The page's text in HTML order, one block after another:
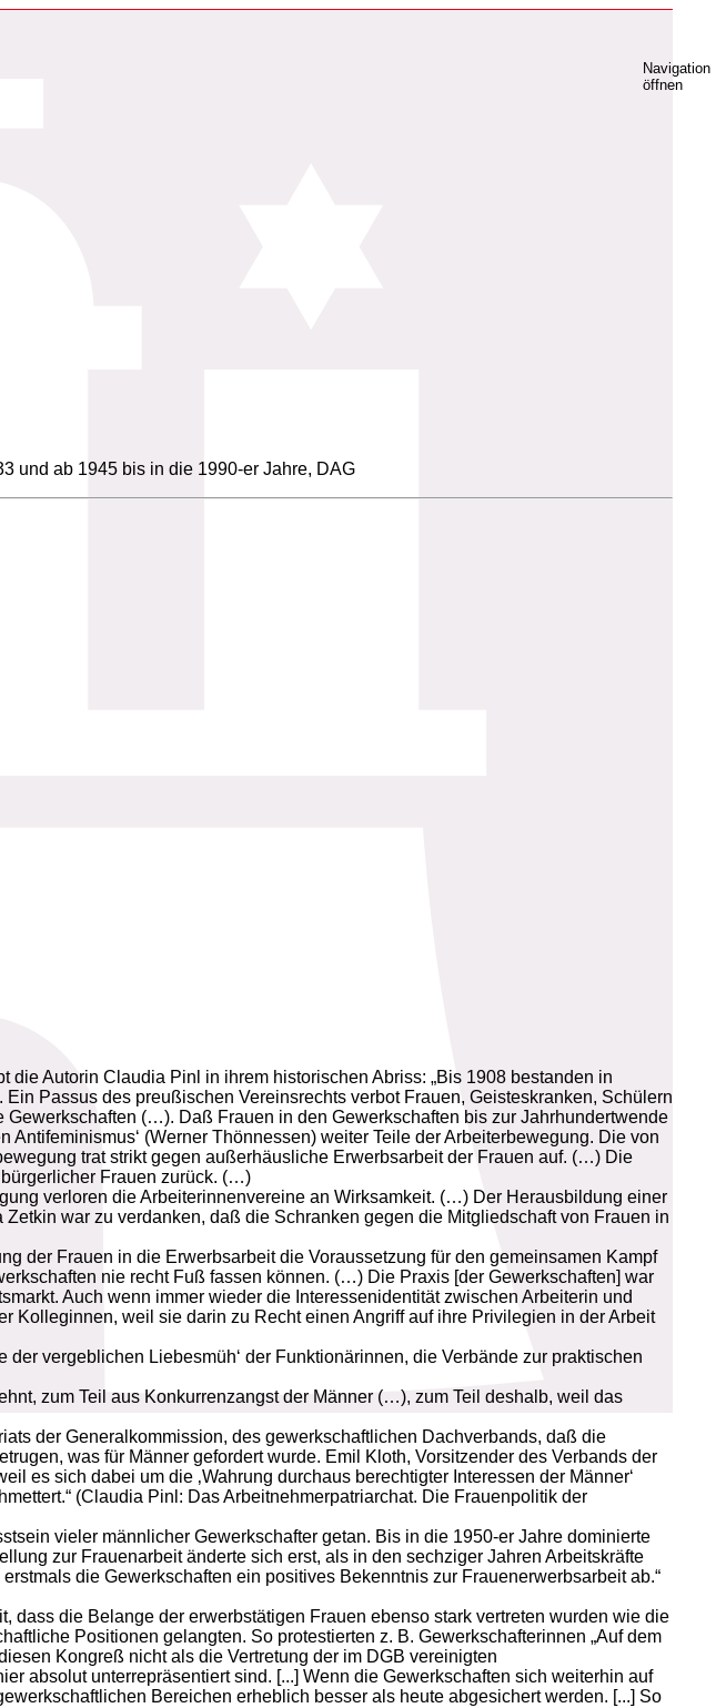
Navigation
öffnen
und ab 1945 bis in die 1990-er Jahre, DAG
die Autorin Claudia Pinl in ihrem historischen Abriss: „Bis 1908 bestanden in
Passus des preußischen Vereinsrechts verbot Frauen, Geisteskranken, Schülern
(…). Daß Frauen in den Gewerkschaften bis zur Jahrhundertwende
(Werner Thönnessen) weiter Teile der Arbeiterbewegung. Die von
trat strikt gegen außerhäusliche Erwerbsarbeit der Frauen auf. (…) Die
Frauen zurück. (…)
verloren die Arbeiterinnenvereine an Wirksamkeit. (…) Der Herausbildung einer
war zu verdanken, daß die Schranken gegen die Mitgliedschaft von Frauen in
der Frauen in die Erwerbsarbeit die Voraussetzung für den gemeinsamen Kampf
nie recht Fuß fassen können. (…) Die Praxis [der Gewerkschaften] war
Auch wenn immer wieder die Interessenidentität zwischen Arbeiterin und
weil sie darin zu Recht einen Angriff auf ihre Privilegien in der Arbeit
vergeblichen Liebesmüh‘ der Funktionärinnen, die Verbände zur praktischen
zum Teil aus Konkurrenzangst der Männer (…), zum Teil deshalb, weil das
der Generalkommission, des gewerkschaftlichen Dachverbands, daß die
was für Männer gefordert wurde. Emil Kloth, Vorsitzender des Verbands der
es sich dabei um die ‚Wahrung durchaus berechtigter Interessen der Männer‘
(Claudia Pinl: Das Arbeitnehmerpatriarchat. Die Frauenpolitik der
vieler männlicher Gewerkschafter getan. Bis in die 1950-er Jahre dominierte
zur Frauenarbeit änderte sich erst, als in den sechziger Jahren Arbeitskräfte
die Gewerkschaften ein positives Bekenntnis zur Frauenerwerbsarbeit ab.“
die Belange der erwerbstätigen Frauen ebenso stark vertreten wurden wie die
Positionen gelangten. So protestierten z. B. Gewerkschafterinnen „Auf dem
Kongreß nicht als die Vertretung der im DGB vereinigten
absolut unterrepräsentiert sind. [...] Wenn die Gewerkschaften sich weiterhin auf
Bereichen erheblich besser als heute abgesichert werden. [...] So